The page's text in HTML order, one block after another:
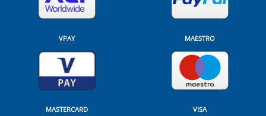
VPAY MAESTRO
MASTERCARD VISA